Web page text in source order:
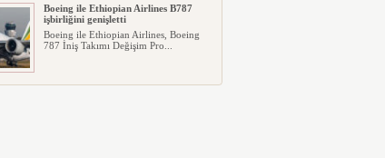
Boeing ile Ethiopian Airlines B787
işbirliğini genişletti
Boeing ile Ethiopian Airlines, Boeing
787 İniş Takımı Değişim Pro...
A319 orman yangınlarında